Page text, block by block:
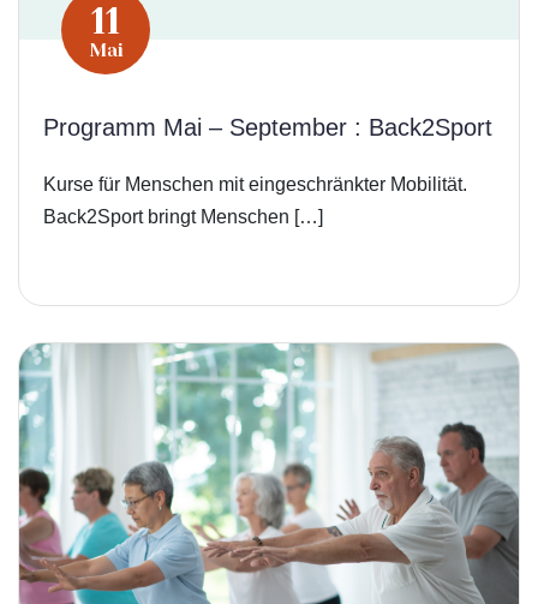
11
Mai
Programm Mai – September : Back2Sport
Kurse für Menschen mit eingeschränkter Mobilität.
Back2Sport bringt Menschen […]